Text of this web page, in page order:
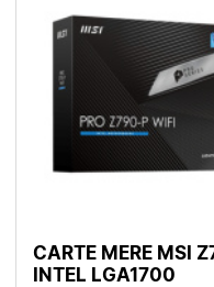
CARTE MERE MSI
INTEL LGA1700